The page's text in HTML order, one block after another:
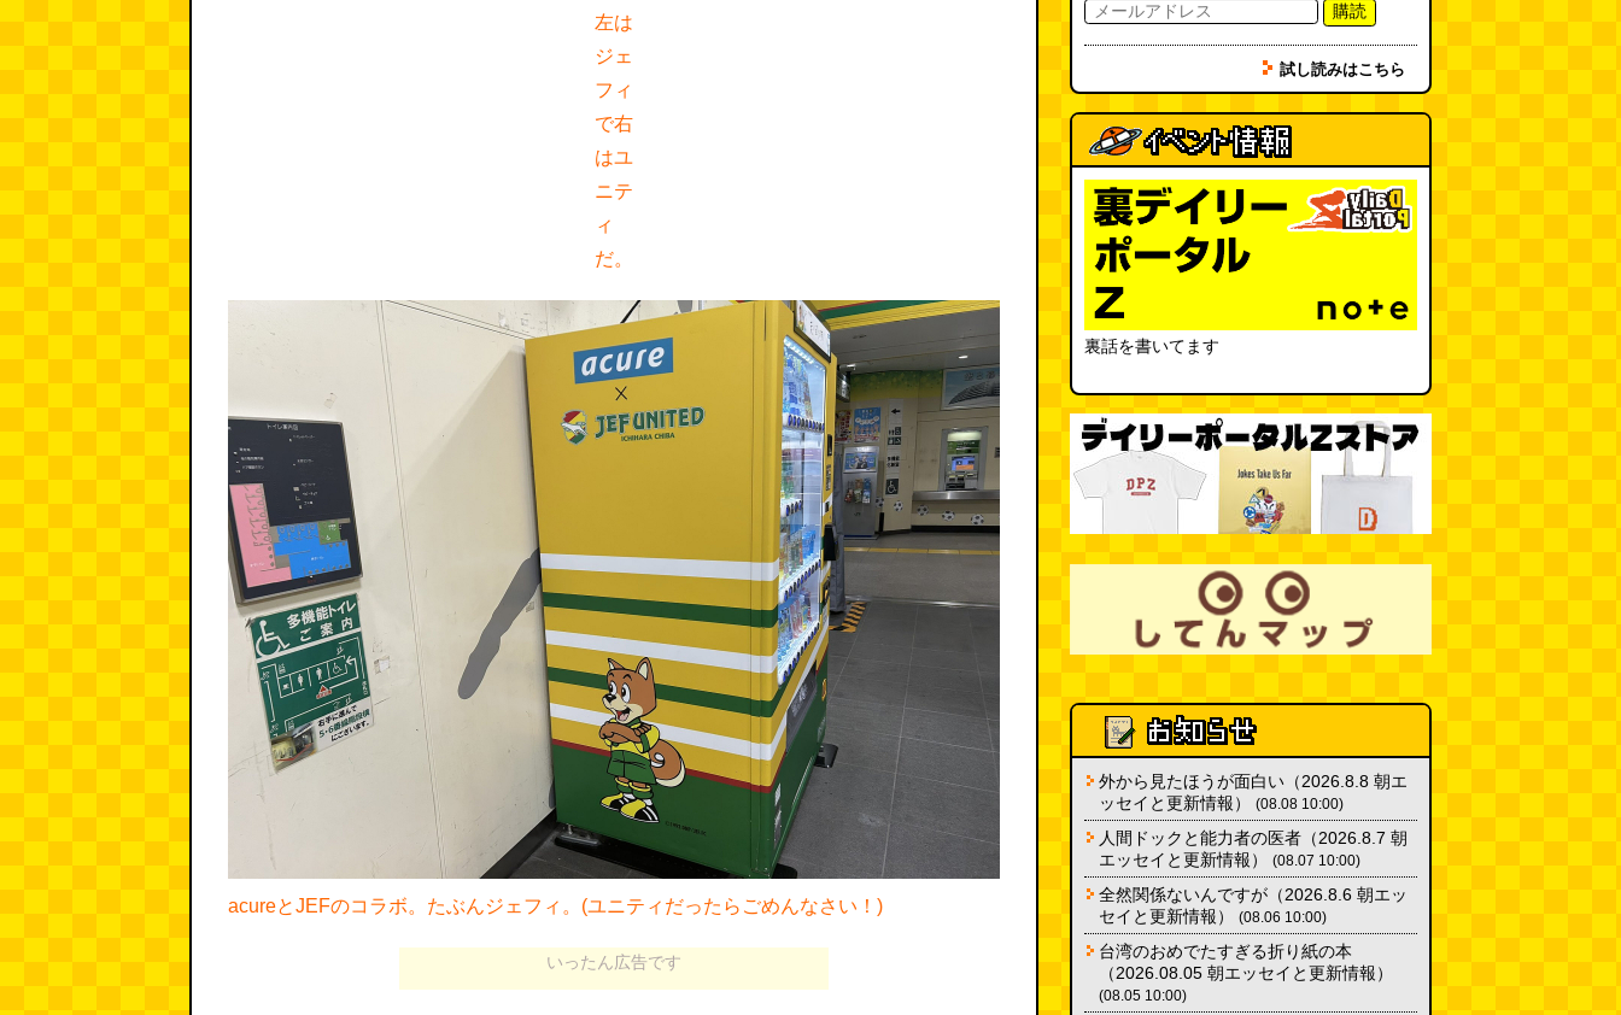
左は
ジェ
フィ
で右
はユ
ニテ
ィ
だ。
acureとJEFのコラボ。たぶんジェフィ。(ユニティだったらごめんなさい！)
いったん広告です
缶チューハイの内側の世界(パリ
ッコ)
台湾のおめでたすぎる折り紙の本
（2026.08.05 朝エッセイと更新
情報）(唐沢むぎこ) (08.05 10:00)
大きな唐揚げが乗ったチャーハン
～チャーハン部活動報告（傑作
選）(江ノ島茂道)
ちょこ煎がカインズPBで販売し
てました(読者投稿) (08.04 16:00)
世田谷区民会館行きのバスは1日
(べつやく れい) (08.04 16:00)
「モグラ駅」で有名な土合駅……
実は真の秘境駅はお隣の湯檜曽駅
だった(ぼっちのazumiさん)
【大調査】現代人は普通に生活し
ていると一日に何曲聞くことにな
るのか？(石井公二) (08.04 11:00)
（2026.8.4 朝エッセイ/西村まさ
ゆき）(西村まさゆき)
10:00)
購読
試し読みはこちら
裏話を書いてます
外から見たほうが面白い（2026.8.8 朝エ
ッセイと更新情報）
(08.08 10:00)
人間ドックと能力者の医者（2026.8.7 朝
エッセイと更新情報）
(08.07 10:00)
全然関係ないんですが（2026.8.6 朝エッ
セイと更新情報）
(08.06 10:00)
台湾のおめでたすぎる折り紙の本
（2026.08.05 朝エッセイと更新情報）
(08.05 10:00)